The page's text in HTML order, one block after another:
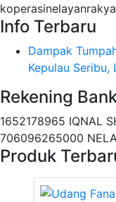
Info Terbaru
Dampak
Kepulau Seribu,
Rekening
1652178965 IQNAL
706096265000
Produk